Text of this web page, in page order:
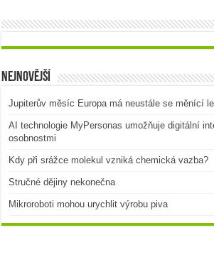
Nejnovější
Jupiterův měsíc Europa má neustále se měnící
AI technologie MyPersonas umožňuje digitální
osobnostmi
Kdy při srážce molekul vzniká chemická vazba?
Stručné dějiny nekonečna
Mikroroboti mohou urychlit výrobu piva